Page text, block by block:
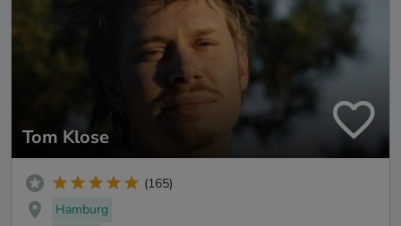
Tom Klose
(165)
Hamburg